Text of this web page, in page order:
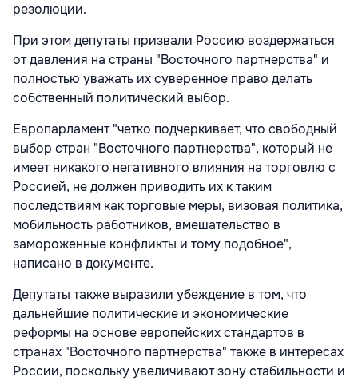
резолюции.
При этом депутаты призвали Россию воздержаться
от давления на страны "Восточного партнерства" и
полностью уважать их суверенное право делать
собственный политический выбор.
Европарламент "четко подчеркивает, что свободный
выбор стран "Восточного партнерства", который не
имеет никакого негативного влияния на торговлю с
Россией, не должен приводить их к таким
последствиям как торговые меры, визовая политика,
мобильность работников, вмешательство в
замороженные конфликты и тому подобное",
написано в документе.
Депутаты также выразили убеждение в том, что
дальнейшие политические и экономические
реформы на основе европейских стандартов в
странах "Восточного партнерства" также в интересах
России, поскольку увеличивают зону стабильности и